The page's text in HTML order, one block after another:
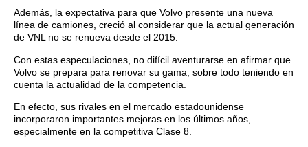
Además, la expectativa para que Volvo presente una nueva
línea de camiones, creció al considerar que la actual generación
de VNL no se renueva desde el 2015.
Con estas especulaciones, no difícil aventurarse en afirmar que
Volvo se prepara para renovar su gama, sobre todo teniendo en
cuenta la actualidad de la competencia.
En efecto, sus rivales en el mercado estadounidense
incorporaron importantes mejoras en los últimos años,
especialmente en la competitiva Clase 8.